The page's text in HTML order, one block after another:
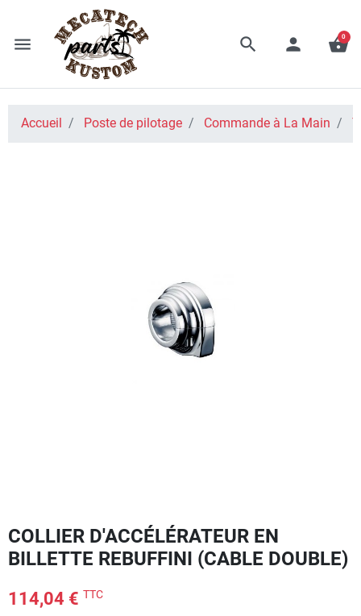
menu search person shopping_basket
0
Accueil Poste de pilotage Commande à La Main
COLLIER D'ACCÉLÉRATEUR EN
BILLETTE REBUFFINI (CABLE DOUBLE)
114,04 € TTC